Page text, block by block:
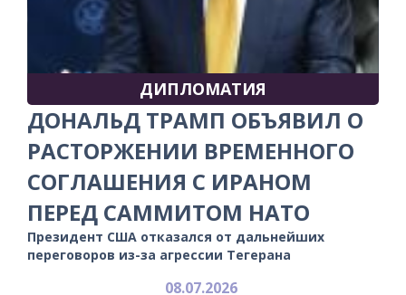
ДИПЛОМАТИЯ
ДОНАЛЬД ТРАМП ОБЪЯВИЛ О
РАСТОРЖЕНИИ ВРЕМЕННОГО
СОГЛАШЕНИЯ С ИРАНОМ
ПЕРЕД САММИТОМ НАТО
Президент США отказался от дальнейших
переговоров из-за агрессии Тегерана
08.07.2026